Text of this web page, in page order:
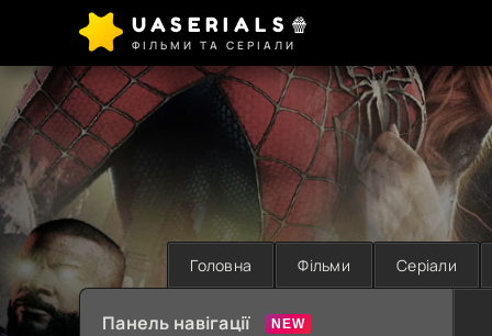
UASERIALS🍿
ФІЛЬМИ ТА СЕРІАЛИ
Головна Фільми Серіали
Панель навігації